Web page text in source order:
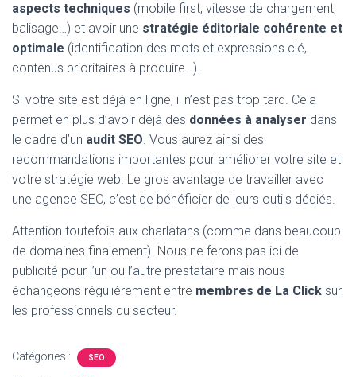
aspects techniques (mobile first, vitesse de chargement,
balisage…) et avoir une stratégie éditoriale cohérente et
optimale (identification des mots et expressions clé,
contenus prioritaires à produire…).
Si votre site est déjà en ligne, il n’est pas trop tard. Cela
permet en plus d’avoir déjà des données à analyser dans
le cadre d’un audit SEO. Vous aurez ainsi des
recommandations importantes pour améliorer votre site et
votre stratégie web. Le gros avantage de travailler avec
une agence SEO, c’est de bénéficier de leurs outils dédiés.
Attention toutefois aux charlatans (comme dans beaucoup
de domaines finalement). Nous ne ferons pas ici de
publicité pour l’un ou l’autre prestataire mais nous
échangeons régulièrement entre membres de La Click sur
les professionnels du secteur.
Catégories : SEO